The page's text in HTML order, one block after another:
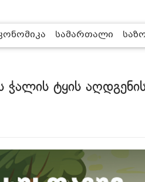
სამართალი
ტყის